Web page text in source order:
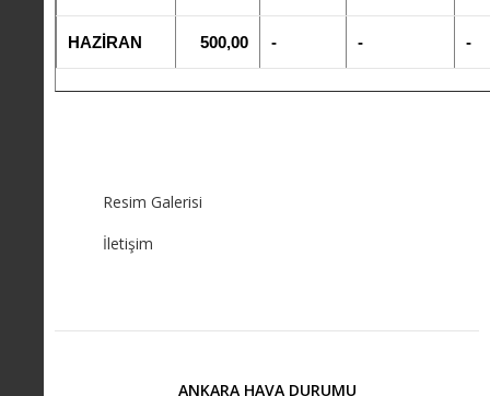
HAZİRAN 500,00 - - -
Resim Galerisi
İletişim
ANKARA HAVA DURUMU